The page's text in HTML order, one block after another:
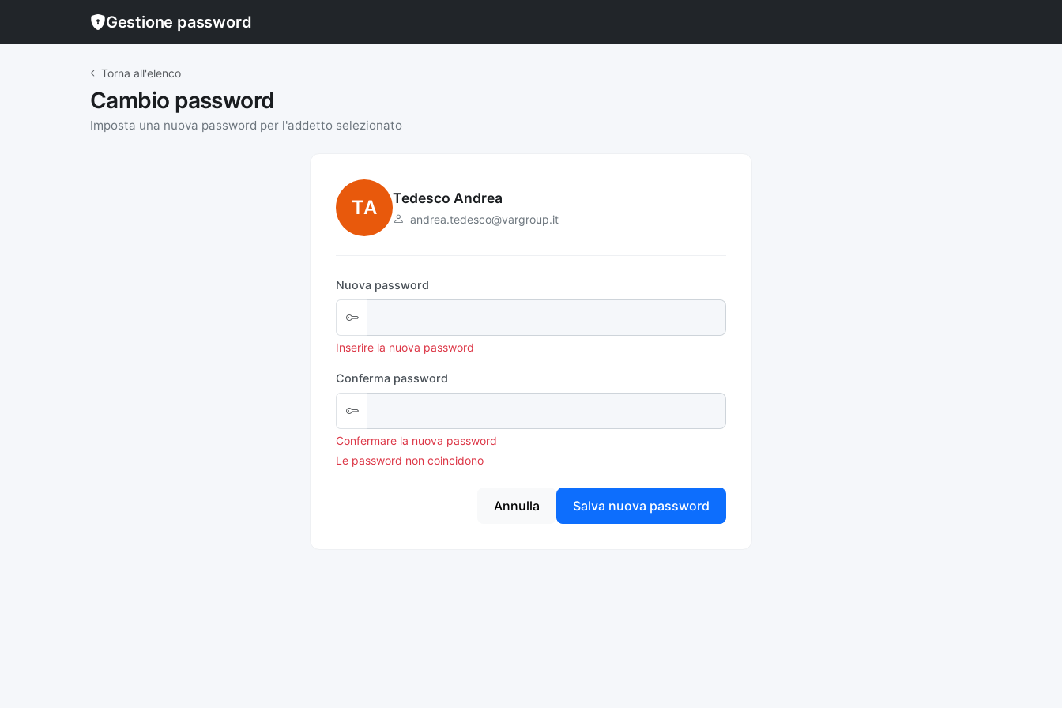
Gestione password
Torna all'elenco
Cambio password
Imposta una nuova password per l'addetto selezionato
TA Tedesco Andrea
andrea.tedesco@vargroup.it
Nuova password
Inserire la nuova password
Conferma password
Confermare la nuova password
Le password non coincidono
Annulla